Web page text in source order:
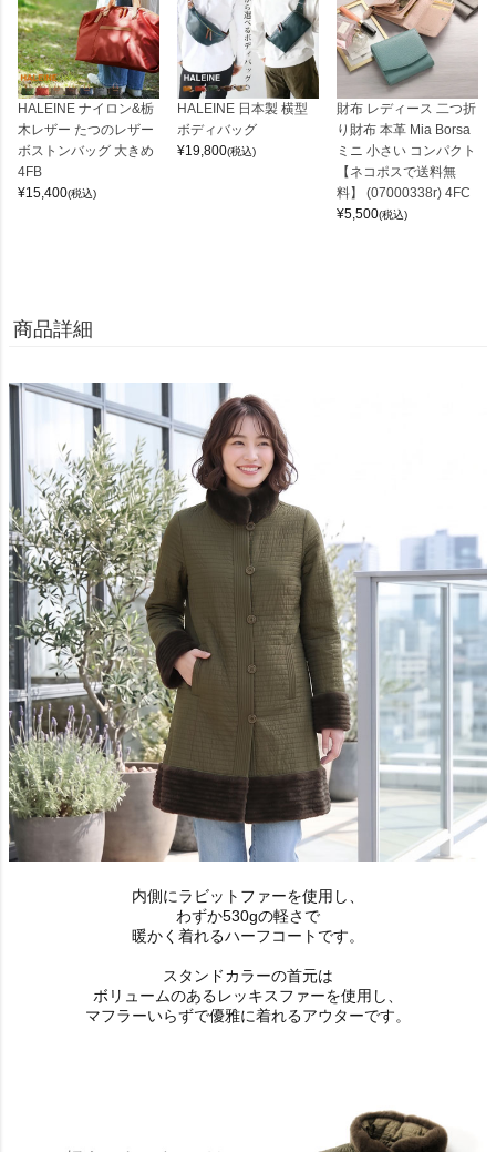
HALEINE ナイロン&栃
木レザー たつのレザー
ボストンバッグ 大きめ
4FB
¥15,400(税込)
HALEINE 日本製 横型
ボディバッグ
¥19,800(税込)
財布 レディース 二つ折
り財布 本革 Mia Borsa
ミニ 小さい コンパクト
【ネコポスで送料無
料】 (07000338r) 4FC
¥5,500(税込)
商品詳細
内側にラビットファーを使用し、
わずか530gの軽さで
暖かく着れるハーフコートです。
スタンドカラーの首元は
ボリュームのあるレッキスファーを使用し、
マフラーいらずで優雅に着れるアウターです。